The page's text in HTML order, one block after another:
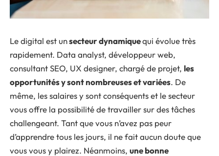
Le digital est unsecteur dynamiquequi évolue très
rapidement. Data analyst, développeur web,
consultant SEO, UX designer, chargé de projet, les
opportunités y sont nombreuses et variées. De
même, les salaires y sont conséquents et le secteur
vous offre la possibilité de travailler sur des tâches
challengeant. Tant que vous n’avez pas peur
d’apprendre tous les jours, il ne fait aucun doute que
vous vous y plairez. Néanmoins, une bonne